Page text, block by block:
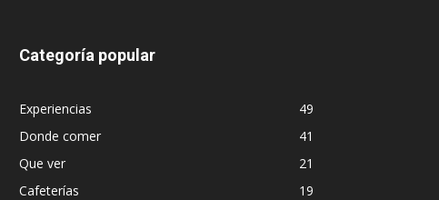
Categoría popular
Experiencias
49
Donde comer
41
Que ver
21
Cafeterías
19